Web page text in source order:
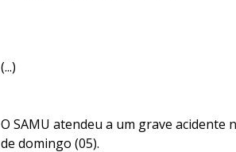
(...)
O SAMU atendeu a um grave
de domingo (05).